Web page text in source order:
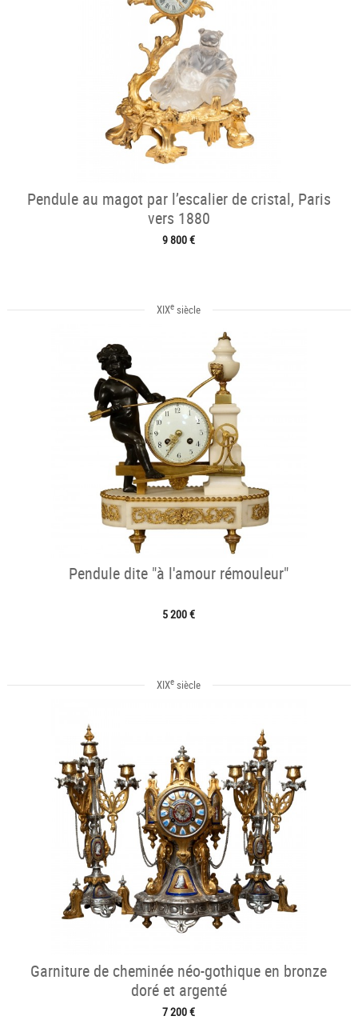
Pendule au magot par l’escalier de cristal, Paris
vers 1880
9 800 €
XIXe siècle
Pendule dite "à l'amour rémouleur"
5 200 €
XIXe siècle
Garniture de cheminée néo-gothique en bronze
doré et argenté
7 200 €